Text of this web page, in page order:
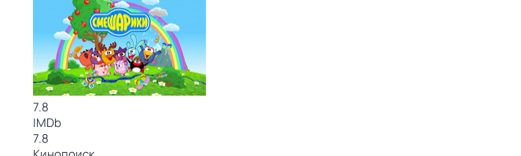
7.8
IMDb
7.8